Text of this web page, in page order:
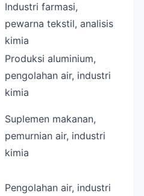
Industri farmasi,
pewarna tekstil, analisis
kimia
Produksi aluminium,
pengolahan air, industri
kimia
Suplemen makanan,
pemurnian air, industri
kimia
Pengolahan air, industri